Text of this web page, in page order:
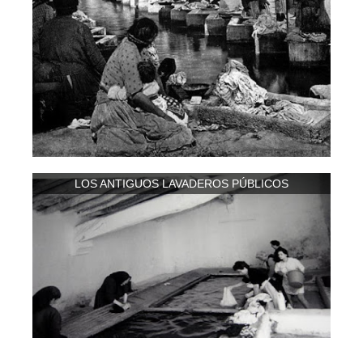
LOS ANTIGUOS LAVADEROS PÚBLICOS